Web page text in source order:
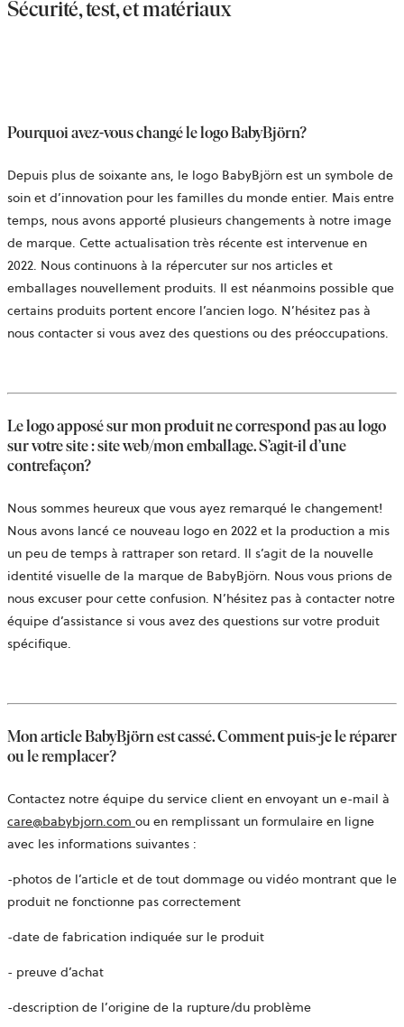
Sécurité, test, et matériaux
Pourquoi avez-vous changé le logo BabyBjörn?
Depuis plus de soixante ans, le logo BabyBjörn est un symbole de
soin et d’innovation pour les familles du monde entier. Mais entre
temps, nous avons apporté plusieurs changements à notre image
de marque. Cette actualisation très récente est intervenue en
2022. Nous continuons à la répercuter sur nos articles et
emballages nouvellement produits. Il est néanmoins possible que
certains produits portent encore l’ancien logo. N’hésitez pas à
nous contacter si vous avez des questions ou des préoccupations.
Le logo apposé sur mon produit ne correspond pas au logo
sur votre site : site web/mon emballage. S’agit-il d’une
contrefaçon?
Nous sommes heureux que vous ayez remarqué le changement!
Nous avons lancé ce nouveau logo en 2022 et la production a mis
un peu de temps à rattraper son retard. Il s’agit de la nouvelle
identité visuelle de la marque de BabyBjörn. Nous vous prions de
nous excuser pour cette confusion. N’hésitez pas à contacter notre
équipe d’assistance si vous avez des questions sur votre produit
spécifique.
Mon article BabyBjörn est cassé. Comment puis-je le réparer
ou le remplacer?
Contactez notre équipe du service client en envoyant un e-mail à
care@babybjorn.com ouvre
dans
nouvel
onglet
ou en remplissant un formulaire en ligne
avec les informations suivantes :
-photos de l’article et de tout dommage ou vidéo montrant que le
produit ne fonctionne pas correctement
-date de fabrication indiquée sur le produit
- preuve d’achat
-description de l’origine de la rupture/du problème